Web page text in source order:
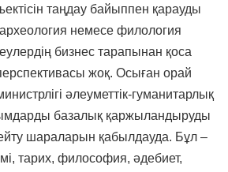
таңдау байыппен қарауды
археология немесе филология
бизнес тарапынан қоса
жоқ. Осыған орай
әлеуметтік-гуманитарлық
базалық қаржыландыруды
шараларын қабылдауда. Бұл –
тарих, философия, әдебиет,